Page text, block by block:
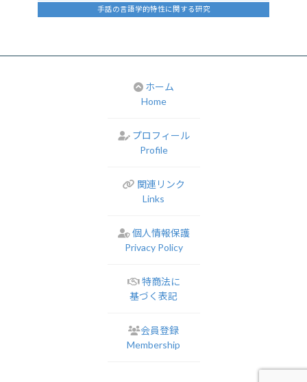
手話の言語学的特性に関する研究
ホーム
Home
プロフィール
Profile
関連リンク
Links
個人情報保護
Privacy Policy
特商法に
基づく表記
会員登録
Membership